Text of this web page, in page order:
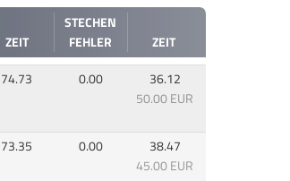
ZEIT
STECHEN
FEHLER
ZEIT
74.73 0.00
36.12
50.00 EUR
73.35 0.00
38.47
45.00 EUR